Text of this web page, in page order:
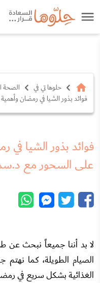
حلوها تي في الصحة
فوائد بذور الشيا في رمضان
فوائد بذور الشيا في
على السحور مع
لا بد أننا جميعاً نبحث عن
الصيام الطويلة، كما نهتم
الغذائية بشكل سريع في